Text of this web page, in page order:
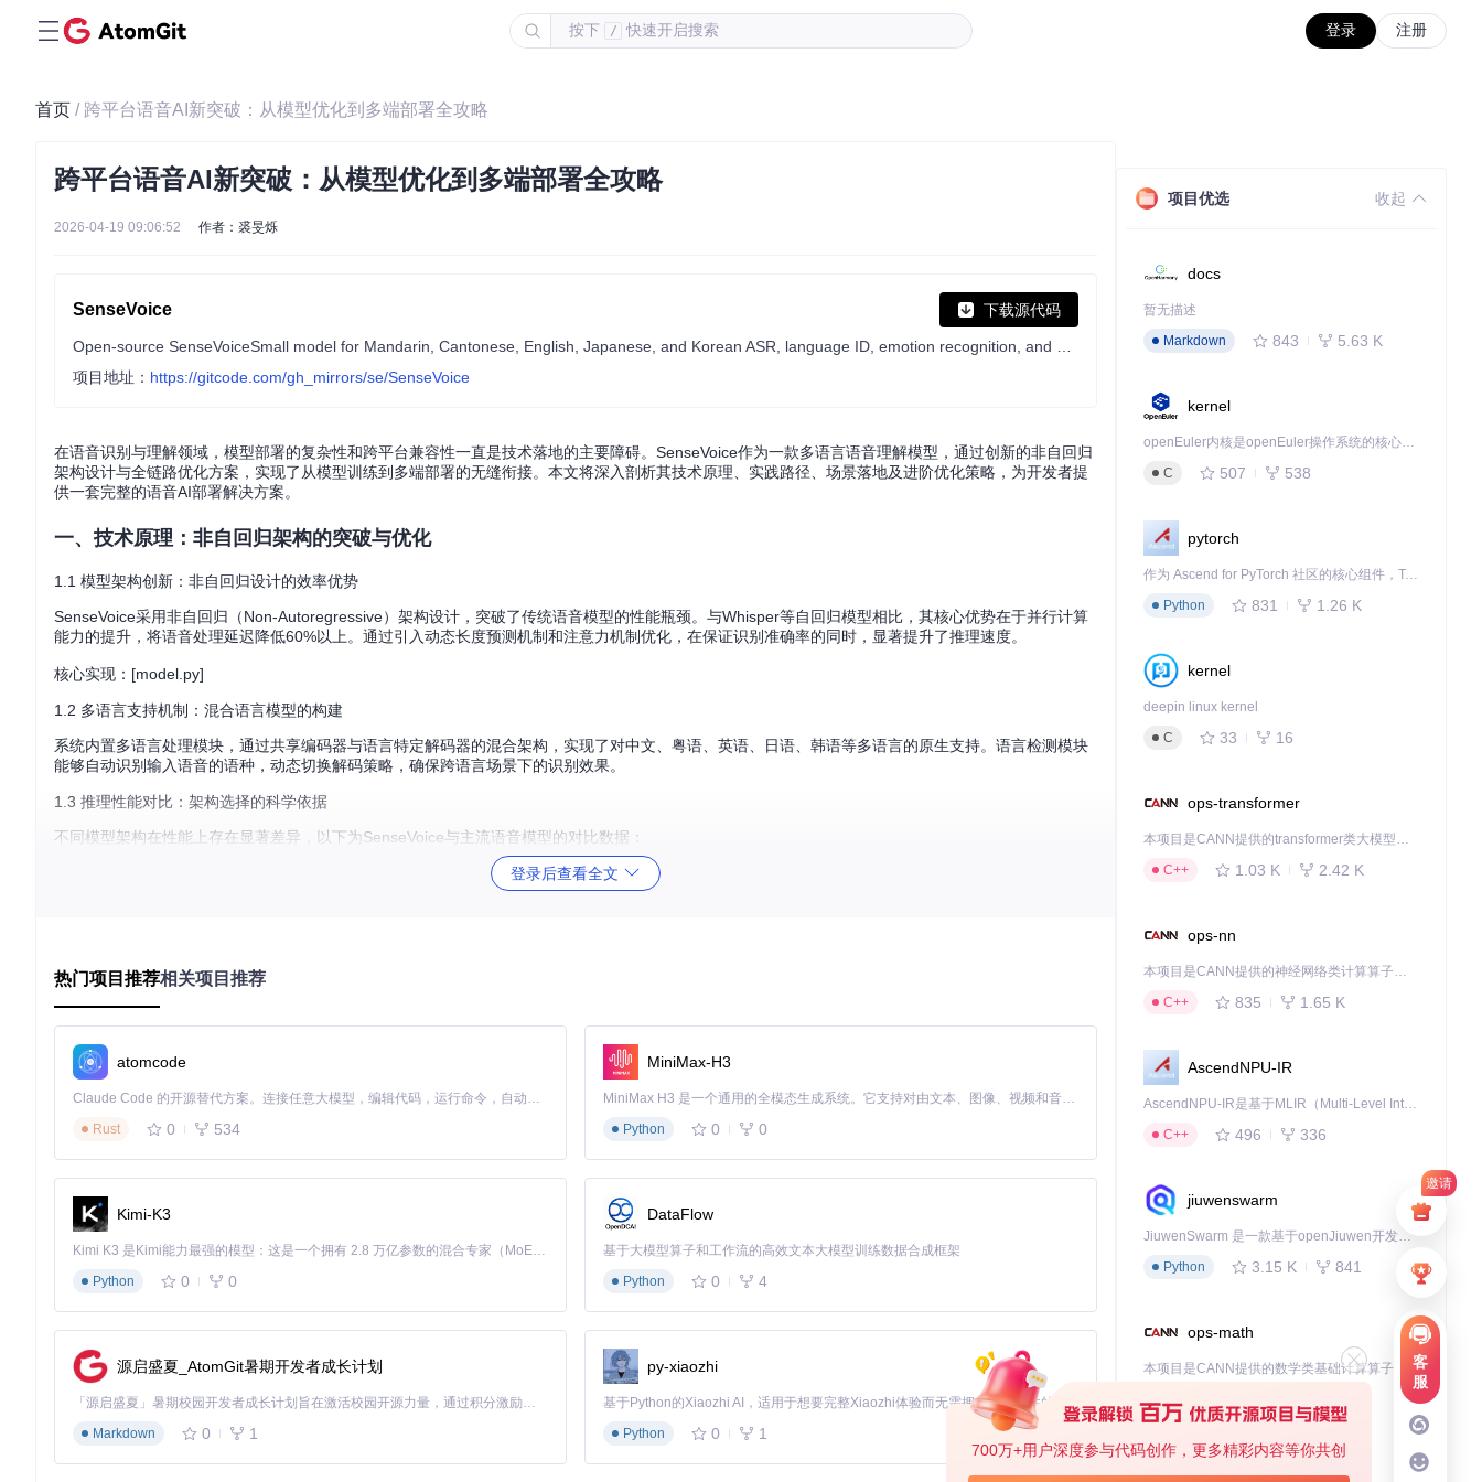
按下 / 快速开启搜索 登录 注册
邀请
客
服
700万+用户深度参与代码创作，更多精彩内容等你共创
首页 / 跨平台语音AI新突破：从模型优化到多端部署全攻略
跨平台语音AI新突破：从模型优化到多端部署全攻略
2026-04-19 09:06:52 作者：裘旻烁
SenseVoice 下载源代码
项目地址： https://gitcode.com/gh_mirrors/se/SenseVoice
在语音识别与理解领域，模型部署的复杂性和跨平台兼容性一直是技术落地的主要障碍。SenseVoice作为一款多语言语音理解模型，通过创新的非自回归
架构设计与全链路优化方案，实现了从模型训练到多端部署的无缝衔接。本文将深入剖析其技术原理、实践路径、场景落地及进阶优化策略，为开发者提
供一套完整的语音AI部署解决方案。
一、技术原理：非自回归架构的突破与优化
1.1 模型架构创新：非自回归设计的效率优势
SenseVoice采用非自回归（Non-Autoregressive）架构设计，突破了传统语音模型的性能瓶颈。与Whisper等自回归模型相比，其核心优势在于并行计算
能力的提升，将语音处理延迟降低60%以上。通过引入动态长度预测机制和注意力机制优化，在保证识别准确率的同时，显著提升了推理速度。
核心实现：[model.py]
1.2 多语言支持机制：混合语言模型的构建
系统内置多语言处理模块，通过共享编码器与语言特定解码器的混合架构，实现了对中文、粤语、英语、日语、韩语等多语言的原生支持。语言检测模块
能够自动识别输入语音的语种，动态切换解码策略，确保跨语言场景下的识别效果。
1.3 推理性能对比：架构选择的科学依据
不同模型架构在性能上存在显著差异，以下为SenseVoice与主流语音模型的对比数据：
二、实践路径：模型转换与部署全流程
ONNX（Open Neural Network Exchange）格式转换是实现跨平台部署的基础。以下是优化后的转换代码，通过调整参数顺序和命名风格，提升了代码的
可读性和可维护性：
# 优化后的ONNX导出实现
device_config = {
voice_model, config_params = SenseVoiceSmall.from_pretrained(
    model_name=
"iic/SenseVoiceSmall",** device_config
exported_model = voice_model.convert(
    format_type=
    quantization=
False,
    dynamic_axes={
"batch_size"}}
登录后查看全文
热门项目推荐相关项目推荐
atomcode
Claude Code 的开源替代方案。连接任意大模型，编辑代码，运行命令，自动验证 — 全自动执行。用 Rust 构建，极致性能。 ｜ An open-source alternative to Claude Code. Connect any LLM, edit code, run commands, and verify changes — autonomously. Built in Rust for speed. Get Started
Rust
0 534
MiniMax-H3
MiniMax H3 是一个通用的全模态生成系统。它支持对由文本、图像、视频和音频组成的多模态上下文进行统一理解，并能生成分辨率高达 2K、时长可达 15 秒的带原生立体声音频的视频。得益于面向任务泛化的系统设计，H3 在预训练阶段就已具备广泛的多模态上下文理解与生成能力，能够出色地执行复杂的多模态指令。
Python
0 0
Kimi-K3
Kimi K3 是Kimi能力最强的模型：这是一个拥有 2.8 万亿参数的混合专家（MoE）模型，具备原生视觉理解能力，并支持 100 万 token 的上下文窗口。
Python
0 0
DataFlow
基于大模型算子和工作流的高效文本大模型训练数据合成框架
Python
0 4
源启盛夏_AtomGit暑期开发者成长计划
「源启盛夏」暑期校园开发者成长计划旨在激活校园开源力量，通过积分激励、认证扶持、资源倾斜等形式，引导高校组织和开发者完成「入驻 — 建项目 — 做贡献 — 获认证 — 得资源」的完整闭环。无论你是想带领社团入驻平台的组织者，还是希望用代码贡献证明自己的开发者，都能在这里找到属于你的成长路径。
Markdown
0 1
py-xiaozhi
基于Python的Xiaozhi AI，适用于想要完整Xiaozhi体验而无需拥有专用硬件的用户。
Python
0 1
项目优选 收起
docs
暂无描述
Markdown
843 5.63 K
kernel
openEuler内核是openEuler操作系统的核心，既是系统性能与稳定性的基石，也是连接处理器、设备与服务的桥梁。
C
507 538
pytorch
作为 Ascend for PyTorch 社区的核心组件，TorchNPU 是昇腾专为 PyTorch 打造的深度学习适配插件，使 PyTorch 框架能够直接调用昇腾 NPU，为开发者提供昇腾 AI 处理器的超强算力。
Python
831 1.26 K
kernel
deepin linux kernel
C
33 16
ops-transformer
本项目是CANN提供的transformer类大模型算子库，实现网络在NPU上加速计算。
C++
1.03 K 2.42 K
ops-nn
本项目是CANN提供的神经网络类计算算子库，实现网络在NPU上加速计算。
C++
835 1.65 K
AscendNPU-IR
AscendNPU-IR是基于MLIR（Multi-Level Intermediate Representation）构建的，面向昇腾亲和算子编译时使用的中间表示，提供昇腾完备表达能力，通过编译优化提升昇腾AI处理器计算效率，支持通过生态框架使能昇腾AI处理器与深度调优
C++
496 336
jiuwenswarm
JiuwenSwarm 是一款基于openJiuwen开发的智能AI Agent，它能够将大语言模型的强大能力，通过你日常使用的各类通讯应用，直接延伸至你的指尖。
Python
3.15 K 841
ops-math
C++
deveco-code